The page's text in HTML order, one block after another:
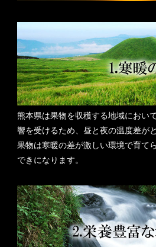
熊本県は果物を収穫する地域におい
響を受けるため、昼と夜の温度差が
果物は寒暖の差が激しい環境で育て
できになります。